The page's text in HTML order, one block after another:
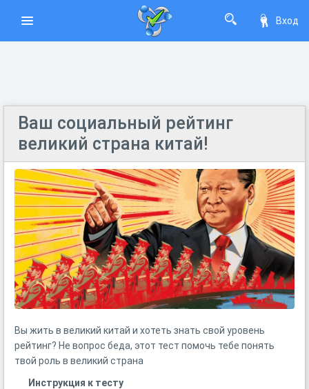
Вход
Ваш социальный рейтинг
великий страна китай!
Вы жить в великий китай и хотеть знать свой уровень
рейтинг? Не вопрос беда, этот тест помочь тебе понять
твой роль в великий страна
Инструкция к тесту